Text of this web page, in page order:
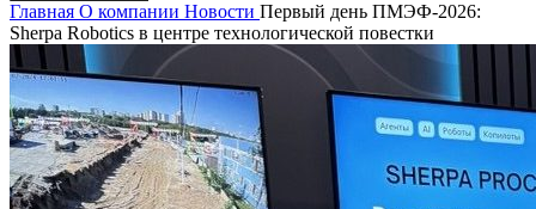
История
Руководство
Мероприятия
Вакансии
Главная О компании Новости Первый день ПМЭФ-2026:
Sherpa Robotics в центре технологической повестки